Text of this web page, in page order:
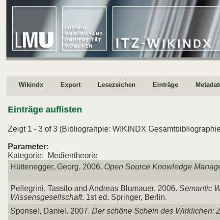
Wikindx Export Lesezeichen Einträge
Einträge auflisten
Zeigt 1 - 3 of 3 (Bibliograhpie: WIKINDX
Parameter:
Kategorie: Medientheorie
Hüttenegger, Georg. 2006. Open Source Knowledge
Pellegrini, Tassilo and Andreas Blumauer. 2006. Semantic
Wissensgesellschaft. 1st ed. Springer, Berlin.
Sponsel, Daniel. 2007. Der schöne Schein des Wirklichen: